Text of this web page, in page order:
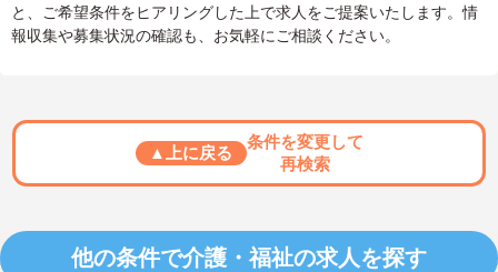
と、ご希望条件をヒアリングした上で求人をご提案いたします。情
報収集や募集状況の確認も、お気軽にご相談ください。
▲上に戻る
条件を変更して
再検索
他の条件で介護・福祉の求人を探す